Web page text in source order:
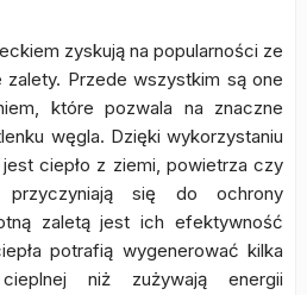
zyskują na popularności ze
Przede wszystkim są one
które pozwala na znaczne
węgla. Dzięki wykorzystaniu
ciepło z ziemi, powietrza czy
się do ochrony
zaletą jest ich efektywność
potrafią wygenerować kilka
niż zużywają energii